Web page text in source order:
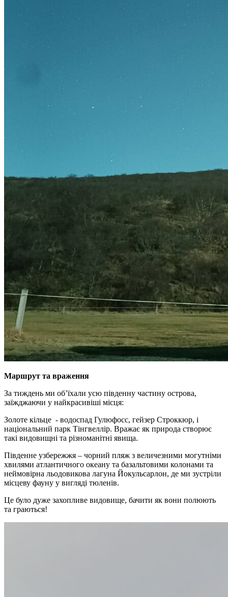
Маршрут та враження
За тиждень ми об’їхали усю південну частину острова,
заїжджаючи у найкрасивіші місця:
Золоте кільце - водоспад Гулюфосс, гейзер Строккюр, і
національний парк Тінгвеллір. Вражає як природа створює
такі видовищні та різноманітні явища.
Південне узбережжя – чорний пляж з величезними могутніми
хвилями атлантичного океану та базальтовими колонами та
неймовірна льодовикова лагуна Йокульсарлон, де ми зустріли
місцеву фауну у вигляді тюленів.
Це було дуже захопливе видовище, бачити як вони полюють
та граються!